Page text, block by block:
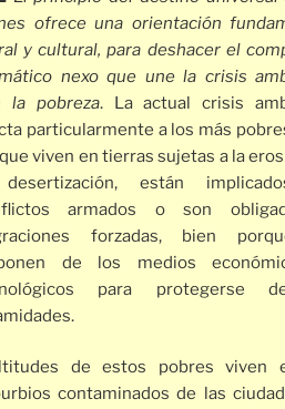
ofrece una orientación
y cultural, para deshacer el
nexo que une la crisis
la pobreza. La actual crisis
particularmente a los más
viven en tierras sujetas a la
están
armados o son
forzadas, bien
de los medios
para protegerse
de estos pobres viven
contaminados de las